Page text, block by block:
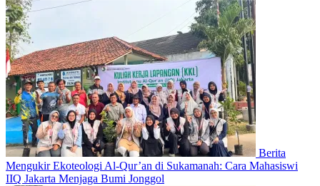
Berita
Mengukir Ekoteologi Al-Qur’an di Sukamanah: Cara Mahasiswi
IIQ Jakarta Menjaga Bumi Jonggol